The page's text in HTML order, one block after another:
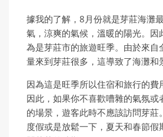
據我的了解，8月份就是芽莊海灘
氣，涼爽的氣候，溫暖的陽光。因
為是芽莊市的旅遊旺季。由於來自
量來到芽莊很多，這導致了海灘和
因為這是旺季所以住宿和旅行的費
因此，如果你不喜歡嘈雜的氣氛或
的場景，遊客此時不應該訪問芽莊
度假或是放鬆一下，夏天和春節假